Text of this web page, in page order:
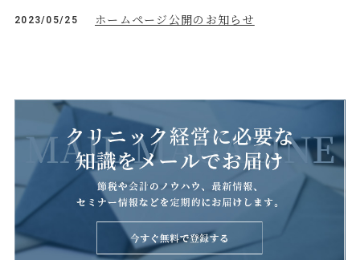
2023/05/25 ホームページ公開のお知らせ